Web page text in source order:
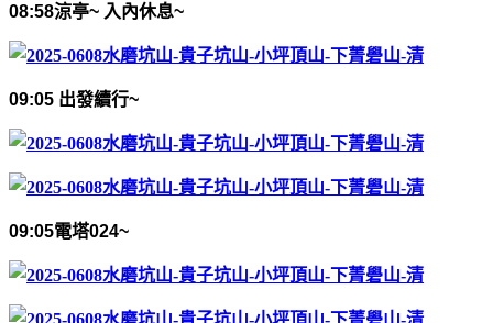
08:58涼亭~ 入內休息~
09:05 出發續行~
09:05電塔024~